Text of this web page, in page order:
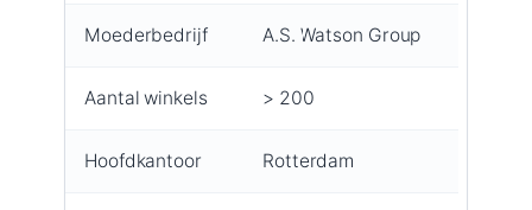
Moederbedrijf A.S. Watson Group
Aantal winkels > 200
Hoofdkantoor Rotterdam